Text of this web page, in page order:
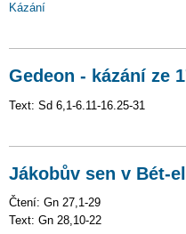
Kázání
Gedeon - kázání ze
Text: Sd 6,1-6.11-16.25-31
Jákobův sen v Bét-
Čtení: Gn 27,1-29
Text: Gn 28,10-22